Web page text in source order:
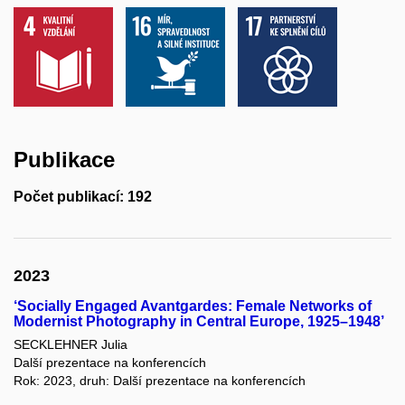
Publikace
Počet publikací: 192
2023
‘Socially Engaged Avantgardes: Female Networks of
Modernist Photography in Central Europe, 1925–1948’
SECKLEHNER Julia
Další prezentace na konferencích
Rok: 2023, druh: Další prezentace na konferencích